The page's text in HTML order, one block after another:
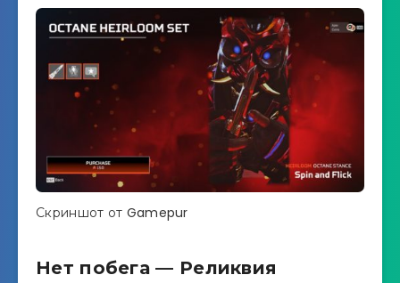
Скриншот от Gamepur
Нет побега — Реликвия